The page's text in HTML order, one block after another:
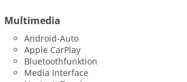
Multimedia
Android-Auto
Apple CarPlay
Bluetoothfunktion
Media Interface